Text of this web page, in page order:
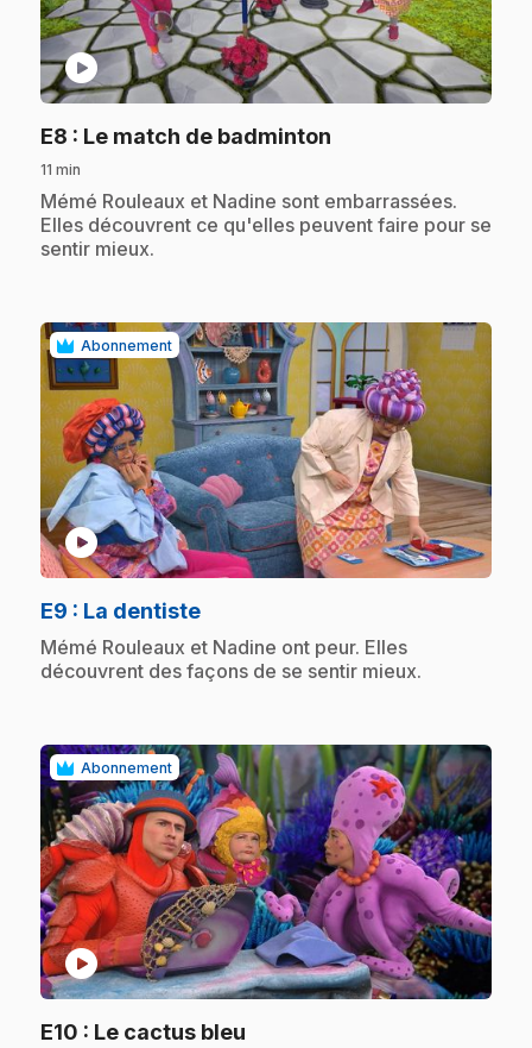
play_circle
E8 : Le match de badminton
11 min
.Mémé Rouleaux et Nadine sont embarrassées.
Elles découvrent ce qu'elles peuvent faire pour se
sentir mieux.
Abonnement
play_circle
E9 : La dentiste.
.Mémé Rouleaux et Nadine ont peur. Elles
découvrent des façons de se sentir mieux.
Abonnement
play_circle
E10 : Le cactus bleu